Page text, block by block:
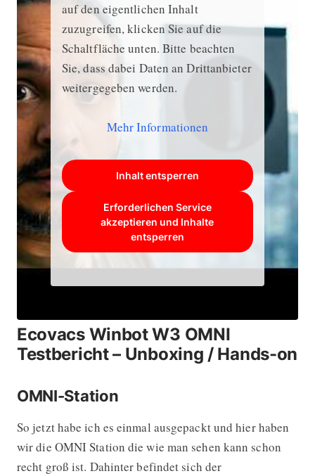
auf den eigentlichen Inhalt
zuzugreifen, klicken Sie auf die
Schaltfläche unten. Bitte beachten
Sie, dass dabei Daten an Drittanbieter
weitergegeben werden.
Mehr Informationen
Inhalt entsperren
Erforderlichen Service
akzeptieren und Inhalte
entsperren
Ecovacs Winbot W3 OMNI
Testbericht – Unboxing / Hands-on
OMNI-Station
So jetzt habe ich es einmal ausgepackt und hier haben
wir die OMNI Station die wie man sehen kann schon
recht groß ist. Dahinter befindet sich der